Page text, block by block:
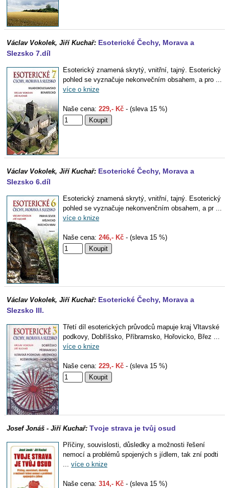
Václav Vokolek, Jiří Kuchař: Esoterické Čechy, Morava a
Slezsko 7.díl
Esoterický znamená skrytý, vnitřní, tajný. Esoterický
pohled se vyznačuje nekonvečním obsahem, a pro ...
více o knize
Naše cena: 229,- Kč - (sleva 15 %)
Václav Vokolek, Jiří Kuchař: Esoterické Čechy, Morava a
Slezsko 6.díl
Esoterický znamená skrytý, vnitřní, tajný. Esoterický
pohled se vyznačuje nekonvenčním obsahem, a pr ...
více o knize
Naše cena: 246,- Kč - (sleva 15 %)
Václav Vokolek, Jiří Kuchař: Esoterické Čechy, Morava a
Slezsko III.
Třetí díl esoterických průvodců mapuje kraj Vltavské
podkovy, Dobříšsko, Příbramsko, Hořovicko, Břez ...
více o knize
Naše cena: 229,- Kč - (sleva 15 %)
Josef Jonáš - Jiří Kuchař: Tvoje strava je tvůj osud
Příčiny, souvislosti, důsledky a možnosti řešení
nemocí a problémů spojených s jídlem, tak zní podti
... více o knize
Naše cena: 314,- Kč - (sleva 15 %)